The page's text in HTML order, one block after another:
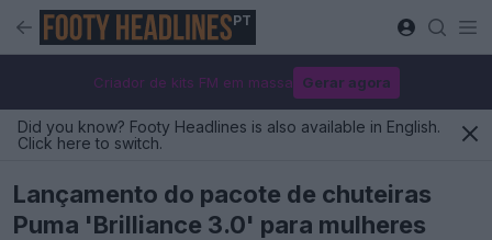
PT
Criador de kits FM em massa Gerar agora
Did you know? Footy Headlines is also available in English.
Click here to switch.
Lançamento do pacote de chuteiras
Puma 'Brilliance 3.0' para mulheres